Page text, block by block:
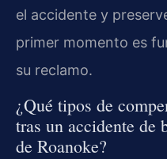
el accidente y
primer momento es
su reclamo.
¿Qué tipos de
tras un accidente de
de Roanoke?